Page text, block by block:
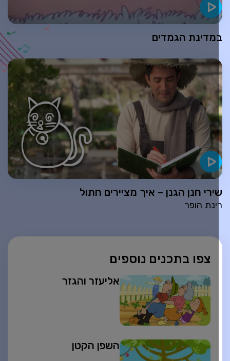
צפו בתכנים נוספים
אליעזר והגזר
השפן הקטן
הגמדים
חנן הגנן – איך מציירים חתול
הופר